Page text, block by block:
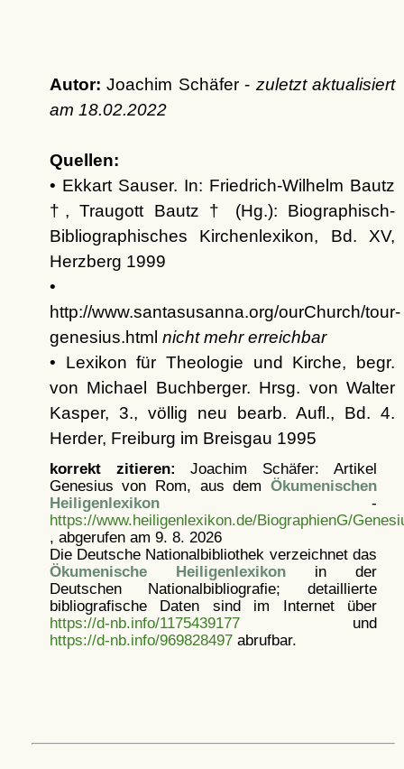
Autor: Joachim Schäfer - zuletzt aktualisiert
am 18.02.2022
Quellen:
• Ekkart Sauser. In: Friedrich-Wilhelm Bautz
†, Traugott Bautz † (Hg.): Biographisch-
Bibliographisches Kirchenlexikon, Bd. XV,
Herzberg 1999
•
http://www.santasusanna.org/ourChurch/tour-
genesius.html nicht mehr erreichbar
• Lexikon für Theologie und Kirche, begr.
von Michael Buchberger. Hrsg. von Walter
Kasper, 3., völlig neu bearb. Aufl., Bd. 4.
Herder, Freiburg im Breisgau 1995
korrekt zitieren: Joachim Schäfer: Artikel
Genesius von Rom, aus dem Ökumenischen
Heiligenlexikon-
https://www.heiligenlexikon.de/BiographienG/
, abgerufen am 9. 8. 2026
Die Deutsche Nationalbibliothek verzeichnet das
Ökumenische Heiligenlexikonin der
Deutschen Nationalbibliografie; detaillierte
bibliografische Daten sind im Internet über
https://d-nb.info/1175439177und
https://d-nb.info/969828497abrufbar.